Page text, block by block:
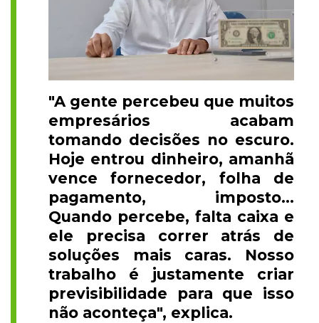
"A gente percebeu que muitos
empresários acabam
tomando decisões no escuro.
Hoje entrou dinheiro, amanhã
vence fornecedor, folha de
pagamento, imposto...
Quando percebe, falta caixa e
ele precisa correr atrás de
soluções mais caras. Nosso
trabalho é justamente criar
previsibilidade para que isso
não aconteça", explica.